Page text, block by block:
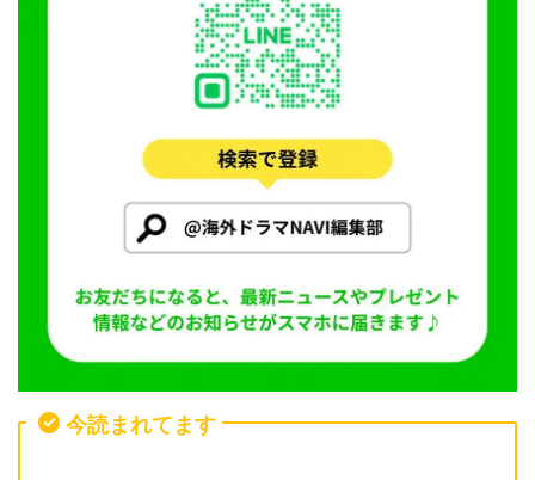
今読まれてます